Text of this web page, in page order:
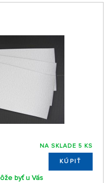
NA SKLADE 5 KS
KÚPIŤ
byť u Vás